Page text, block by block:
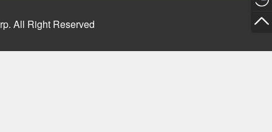
All Right Reserved